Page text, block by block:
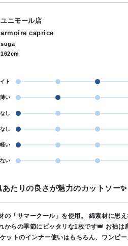
ユニモール店
armoire caprice
suga
162cm
ト
薄い
なし
なし
軽い
い
たりの良さが魅力のカットソー✨️
の「サマークール」を使用。 綿素材に思
からの季節にピッタリな1枚です👑 お袖は
ットのインナー使いはもちろん、ワンピ